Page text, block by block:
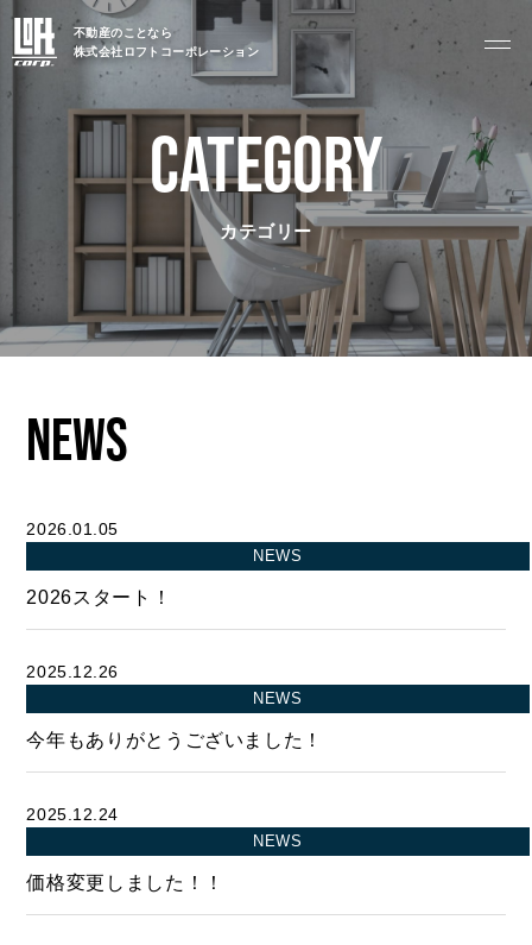
不動産のことなら
株式会社ロフトコーポレーション
GARAGE APART ガレージアパート
G BASE
ABOUT 私たちについて
- 会社概要
- スタッフ紹介
FOOD
- ル・カフェニシハラ
CATEGORY
カテゴリー
NEWS
2026.01.05
NEWS
2026スタート！
2025.12.26
NEWS
今年もありがとうございました！
2025.12.24
NEWS
価格変更しました！！